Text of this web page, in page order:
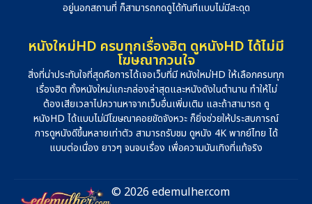
อยู่นอกสถานที่ ก็สามารถกดดูได้ทันทีแบบไม่มีสะดุด
หนังใหม่HD ครบทุกเรื่องฮิต ดูหนังHD ได้ไม่มี
โฆษณากวนใจ
สิ่งที่น่าประทับใจที่สุดคือการได้เจอเว็บที่มี หนังใหม่HD ให้เลือกครบทุก
เรื่องฮิต ทั้งหนังใหม่แกะกล่องล่าสุดและหนังดังในตำนาน ทำให้ไม่
ต้องเสียเวลาไปควานหาจากเว็บอื่นเพิ่มเติม และถ้าสามารถ ดู
หนังHD ได้แบบไม่มีโฆษณาคอยขัดจังหวะ ก็ยิ่งช่วยให้ประสบการณ์
การดูหนังดีขึ้นหลายเท่าตัว สามารถรับชม ดูหนัง 4K พากย์ไทย ได้
แบบต่อเนื่อง ยาวๆ จนจบเรื่อง เพื่อความบันเทิงที่แท้จริง
© 2026 edemulher.com